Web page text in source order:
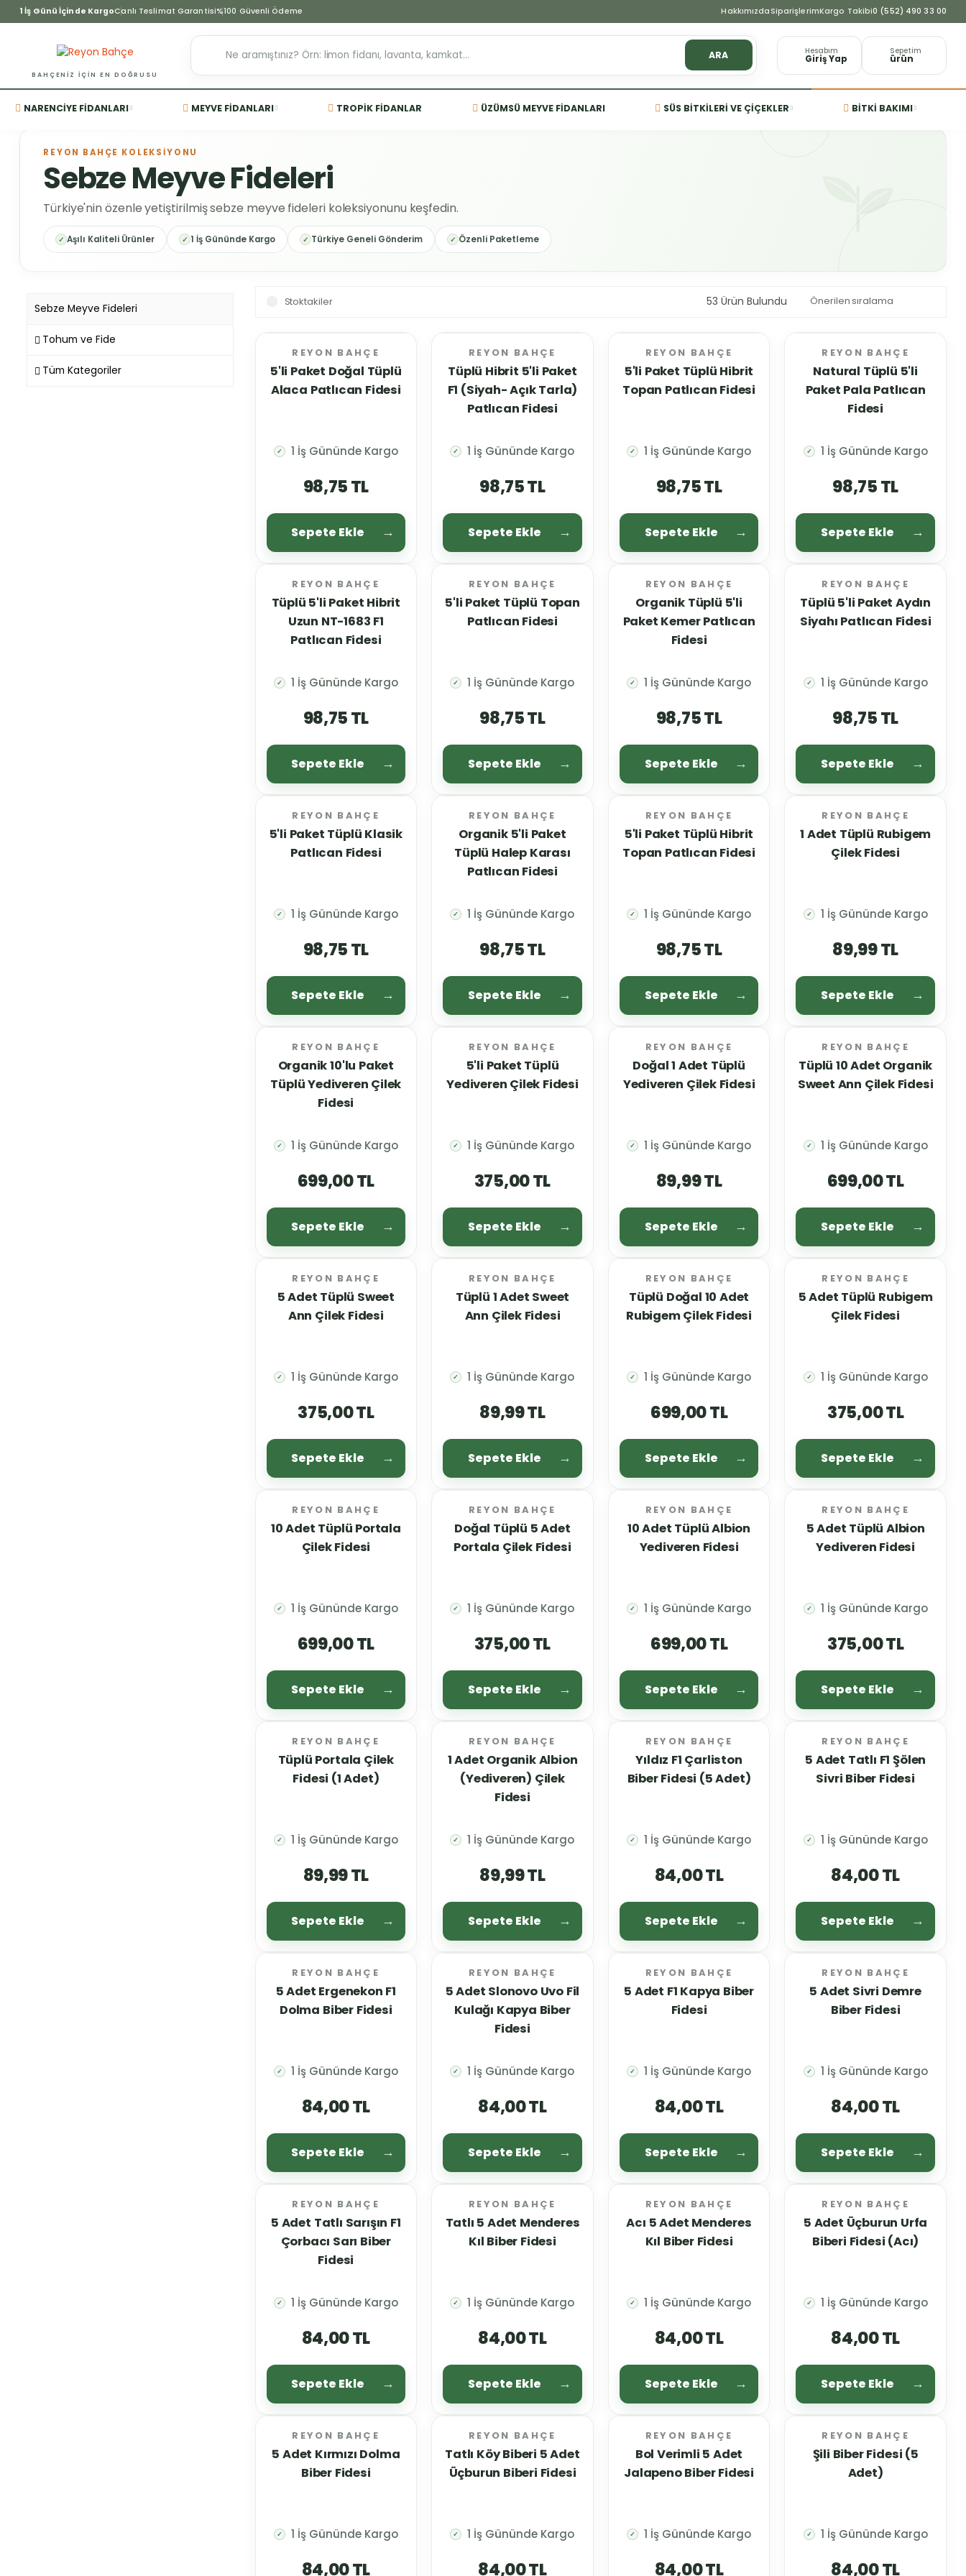
1 İş Günü İçinde KargoCanlı Teslimat Garantisi%100 Güvenli Ödeme Hakkımızda SiparişlerimKargo Takibi0 (552) 490 33 00
BAHÇENIZ IÇIN EN DOĞRUSU
ARA Hesabım
Giriş Yap
Sepetim
ürün
NARENCIYE FIDANLARI MEYVE FIDANLARI TROPIK FIDANLAR ÜZÜMSÜ MEYVE FIDANLARI SÜS BITKILERI VE ÇIÇEKLER BITKI BAKIMI
REYON BAHÇE KOLEKSİYONU
Sebze Meyve Fideleri
Türkiye'nin özenle yetiştirilmiş sebze meyve fideleri koleksiyonunu keşfedin.
Aşılı Kaliteli Ürünler 1 İş Gününde Kargo Türkiye Geneli Gönderim Özenli Paketleme
Sebze Meyve Fideleri
Tohum ve Fide
Tüm Kategoriler
Stoktakiler 53 Ürün Bulundu
REYON BAHÇE
5'li Paket Doğal Tüplü
Alaca Patlıcan Fidesi
✓ 1 İş Gününde Kargo
98,75 TL
Sepete Ekle
REYON BAHÇE
Tüplü Hibrit 5'li Paket
F1 (Siyah- Açık Tarla)
Patlıcan Fidesi
✓ 1 İş Gününde Kargo
98,75 TL
Sepete Ekle
REYON BAHÇE
5'li Paket Tüplü Hibrit
Topan Patlıcan Fidesi
✓ 1 İş Gününde Kargo
98,75 TL
Sepete Ekle
REYON BAHÇE
Natural Tüplü 5'li
Paket Pala Patlıcan
Fidesi
✓ 1 İş Gününde Kargo
98,75 TL
Sepete Ekle
REYON BAHÇE
Tüplü 5'li Paket Hibrit
Uzun NT-1683 F1
Patlıcan Fidesi
✓ 1 İş Gününde Kargo
98,75 TL
Sepete Ekle
REYON BAHÇE
5'li Paket Tüplü Topan
Patlıcan Fidesi
✓ 1 İş Gününde Kargo
98,75 TL
Sepete Ekle
REYON BAHÇE
Organik Tüplü 5'li
Paket Kemer Patlıcan
Fidesi
✓ 1 İş Gününde Kargo
98,75 TL
Sepete Ekle
REYON BAHÇE
Tüplü 5'li Paket Aydın
Siyahı Patlıcan Fidesi
✓ 1 İş Gününde Kargo
98,75 TL
Sepete Ekle
REYON BAHÇE
5'li Paket Tüplü Klasik
Patlıcan Fidesi
✓ 1 İş Gününde Kargo
98,75 TL
Sepete Ekle
REYON BAHÇE
Organik 5'li Paket
Tüplü Halep Karası
Patlıcan Fidesi
✓ 1 İş Gününde Kargo
98,75 TL
Sepete Ekle
REYON BAHÇE
5'li Paket Tüplü Hibrit
Topan Patlıcan Fidesi
✓ 1 İş Gününde Kargo
98,75 TL
Sepete Ekle
REYON BAHÇE
1 Adet Tüplü Rubigem
Çilek Fidesi
✓ 1 İş Gününde Kargo
89,99 TL
Sepete Ekle
REYON BAHÇE
Organik 10'lu Paket
Tüplü Yediveren Çilek
Fidesi
✓ 1 İş Gününde Kargo
699,00 TL
Sepete Ekle
REYON BAHÇE
5'li Paket Tüplü
Yediveren Çilek Fidesi
✓ 1 İş Gününde Kargo
375,00 TL
Sepete Ekle
REYON BAHÇE
Doğal 1 Adet Tüplü
Yediveren Çilek Fidesi
✓ 1 İş Gününde Kargo
89,99 TL
Sepete Ekle
REYON BAHÇE
Tüplü 10 Adet Organik
Sweet Ann Çilek Fidesi
✓ 1 İş Gününde Kargo
699,00 TL
Sepete Ekle
REYON BAHÇE
5 Adet Tüplü Sweet
Ann Çilek Fidesi
✓ 1 İş Gününde Kargo
375,00 TL
Sepete Ekle
REYON BAHÇE
Tüplü 1 Adet Sweet
Ann Çilek Fidesi
✓ 1 İş Gününde Kargo
89,99 TL
Sepete Ekle
REYON BAHÇE
Tüplü Doğal 10 Adet
Rubigem Çilek Fidesi
✓ 1 İş Gününde Kargo
699,00 TL
Sepete Ekle
REYON BAHÇE
5 Adet Tüplü Rubigem
Çilek Fidesi
✓ 1 İş Gününde Kargo
375,00 TL
Sepete Ekle
REYON BAHÇE
10 Adet Tüplü Portala
Çilek Fidesi
✓ 1 İş Gününde Kargo
699,00 TL
Sepete Ekle
REYON BAHÇE
Doğal Tüplü 5 Adet
Portala Çilek Fidesi
✓ 1 İş Gününde Kargo
375,00 TL
Sepete Ekle
REYON BAHÇE
10 Adet Tüplü Albion
Yediveren Fidesi
✓ 1 İş Gününde Kargo
699,00 TL
Sepete Ekle
REYON BAHÇE
5 Adet Tüplü Albion
Yediveren Fidesi
✓ 1 İş Gününde Kargo
375,00 TL
Sepete Ekle
REYON BAHÇE
Tüplü Portala Çilek
Fidesi (1 Adet)
✓ 1 İş Gününde Kargo
89,99 TL
Sepete Ekle
REYON BAHÇE
1 Adet Organik Albion
(Yediveren) Çilek
Fidesi
✓ 1 İş Gününde Kargo
89,99 TL
Sepete Ekle
REYON BAHÇE
Yıldız F1 Çarliston
Biber Fidesi (5 Adet)
✓ 1 İş Gününde Kargo
84,00 TL
Sepete Ekle
REYON BAHÇE
5 Adet Tatlı F1 Şölen
Sivri Biber Fidesi
✓ 1 İş Gününde Kargo
84,00 TL
Sepete Ekle
REYON BAHÇE
5 Adet Ergenekon F1
Dolma Biber Fidesi
✓ 1 İş Gününde Kargo
84,00 TL
Sepete Ekle
REYON BAHÇE
5 Adet Slonovo Uvo Fil
Kulağı Kapya Biber
Fidesi
✓ 1 İş Gününde Kargo
84,00 TL
Sepete Ekle
REYON BAHÇE
5 Adet F1 Kapya Biber
Fidesi
✓ 1 İş Gününde Kargo
84,00 TL
Sepete Ekle
REYON BAHÇE
5 Adet Sivri Demre
Biber Fidesi
✓ 1 İş Gününde Kargo
84,00 TL
Sepete Ekle
REYON BAHÇE
5 Adet Tatlı Sarışın F1
Çorbacı Sarı Biber
Fidesi
✓ 1 İş Gününde Kargo
84,00 TL
Sepete Ekle
REYON BAHÇE
Tatlı 5 Adet Menderes
Kıl Biber Fidesi
✓ 1 İş Gününde Kargo
84,00 TL
Sepete Ekle
REYON BAHÇE
Acı 5 Adet Menderes
Kıl Biber Fidesi
✓ 1 İş Gününde Kargo
84,00 TL
Sepete Ekle
REYON BAHÇE
5 Adet Üçburun Urfa
Biberi Fidesi (Acı)
✓ 1 İş Gününde Kargo
84,00 TL
Sepete Ekle
REYON BAHÇE
5 Adet Kırmızı Dolma
Biber Fidesi
✓ 1 İş Gününde Kargo
84,00 TL
REYON BAHÇE
Tatlı Köy Biberi 5 Adet
Üçburun Biberi Fidesi
✓ 1 İş Gününde Kargo
84,00 TL
REYON BAHÇE
Bol Verimli 5 Adet
Jalapeno Biber Fidesi
✓ 1 İş Gününde Kargo
84,00 TL
REYON BAHÇE
Şili Biber Fidesi (5
Adet)
✓ 1 İş Gününde Kargo
84,00 TL